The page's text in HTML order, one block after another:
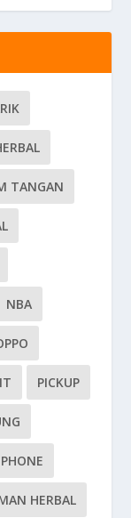
TANGAN
NBA
PICKUP
HERBAL